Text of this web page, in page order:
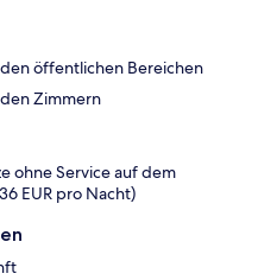
öffentlichen Bereichen
Zimmern
ohne Service auf dem
EUR pro Nacht)